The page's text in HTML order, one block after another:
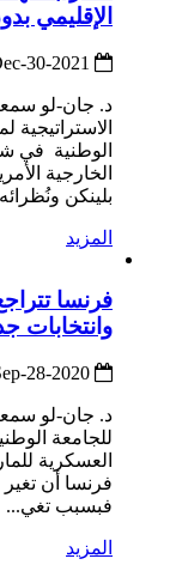
الإقليمي
د. جان-لو
الوطنية في
الخارجية
بلينكن
المزيد
فرنسا
وانتخابات
د. جان-لو
للجامعة
العسكرية
فرنسا أن تغير
فبسبب تغي...
المزيد